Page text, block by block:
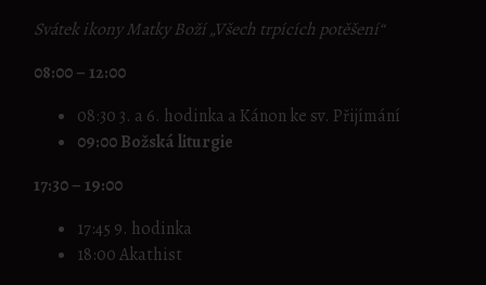
Svátek ikony Matky Boží „Všech trpících potěšení“
08:00 – 12:00
08:30 3. a 6. hodinka a Kánon ke sv. Přijímání
09:00 Božská liturgie
17:30 – 19:00
17:45 9. hodinka
18:00 Akathist